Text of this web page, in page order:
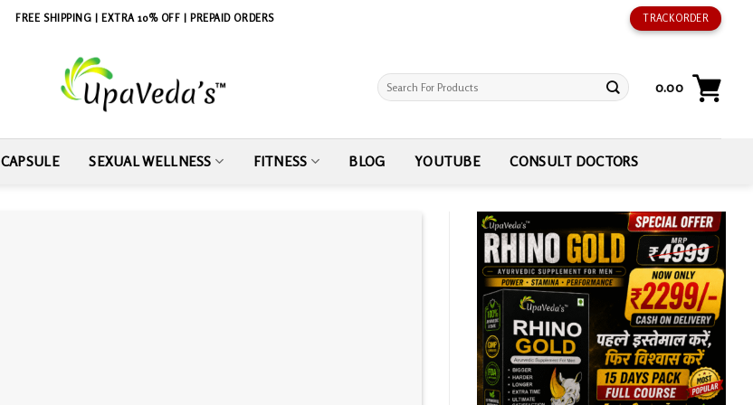
FREE SHIPPING | EXTRA 10% OFF | PREPAID ORDERS TRACK ORDER
Search
0.00
CAPSULE SEXUAL WELLNESS FITNESS BLOG YOUTUBE CONSULT DOCTORS